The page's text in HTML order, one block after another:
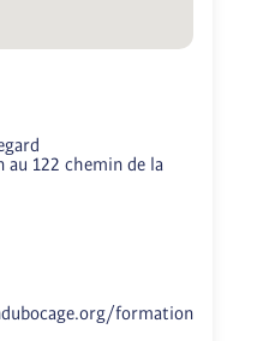
au 122 chemin de la
formation